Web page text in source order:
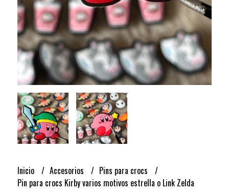
Inicio Accesorios
Pins para crocs
Pin para crocs Kirby varios motivos estrella o Link Zelda